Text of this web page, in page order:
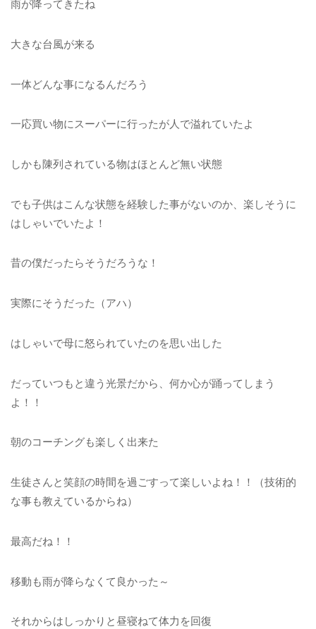
雨が降ってきたね
大きな台風が来る
一体どんな事になるんだろう
一応買い物にスーパーに行ったが人で溢れていたよ
しかも陳列されている物はほとんど無い状態
でも子供はこんな状態を経験した事がないのか、楽しそうに
はしゃいでいたよ！
昔の僕だったらそうだろうな！
実際にそうだった（アハ）
はしゃいで母に怒られていたのを思い出した
だっていつもと違う光景だから、何か心が踊ってしまう
よ！！
朝のコーチングも楽しく出来た
生徒さんと笑顔の時間を過ごすって楽しいよね！！（技術的
な事も教えているからね）
最高だね！！
移動も雨が降らなくて良かった～
それからはしっかりと昼寝ねて体力を回復